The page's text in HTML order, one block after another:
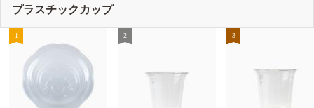
プラスチックカップ